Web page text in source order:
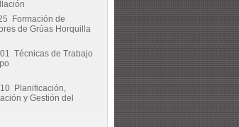
Formación de
de Grúas Horquilla
Técnicas de Trabajo
Planificación,
y Gestión del